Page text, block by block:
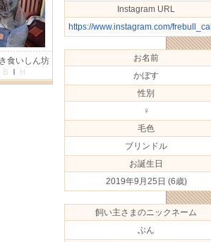
食いしん坊
Ｂ Ｉ Ｈ
Instagram URL
https://www.instagram.com/
お名前
かぼす
性別
♀
毛色
ブリンドル
お誕生日
2019年9月25日 (6歳)
飼い主さまのニックネーム
ぶん